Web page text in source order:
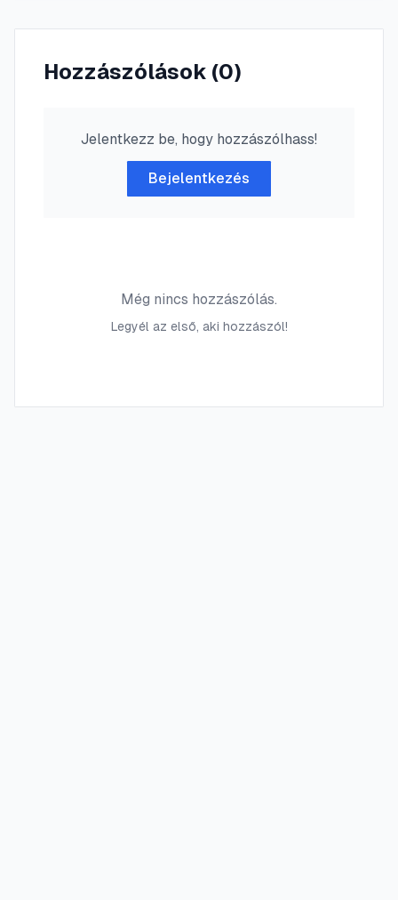
Hozzászólások (0)
Jelentkezz be, hogy hozzászólhass!
Bejelentkezés
Még nincs hozzászólás.
Legyél az első, aki hozzászól!